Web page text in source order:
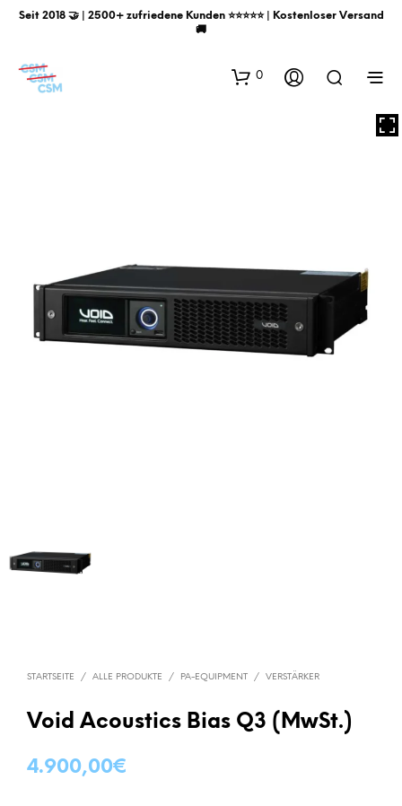
Seit 2018 🤝 | 2500+ zufriedene Kunden ⭐️⭐️⭐️⭐️⭐️ | Kostenloser Versand
🚚
0
STARTSEITE / ALLE PRODUKTE / PA-EQUIPMENT / VERSTÄRKER
Void Acoustics Bias Q3 (MwSt.)
4.900,00€